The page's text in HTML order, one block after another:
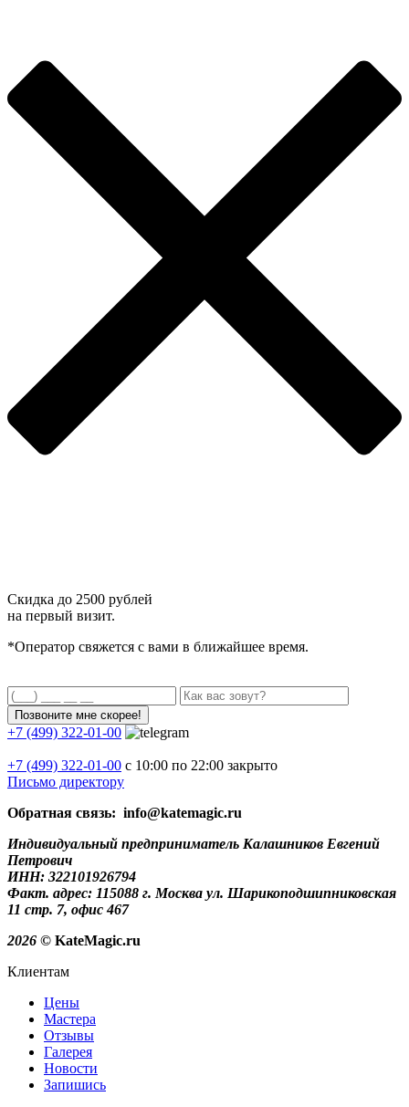
Скидка до 2500 рублей
на первый визит.
*Оператор свяжется с вами в ближайшее время.
+7 (499) 322-01-00
+7 (499) 322-01-00 с 10:00 по 22:00 закрыто
Письмо директору
Обратная связь: info@katemagic.ru
Индивидуальный предприниматель Калашников Евгений
Петрович
ИНН: 322101926794
Факт. адрес: 115088 г. Москва ул. Шарикоподшипниковская
11 стр. 7, офис 467
2026 © KateMagic.ru
Клиентам
Цены
Мастера
Отзывы
Галерея
Новости
Запишись